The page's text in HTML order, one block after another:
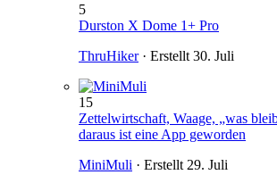
5
Durston X Dome 1+ Pro
ThruHiker· Erstellt 30. Juli
15
Zettelwirtschaft, Waage, „was
daraus ist eine App geworden
MiniMuli · Erstellt 29. Juli